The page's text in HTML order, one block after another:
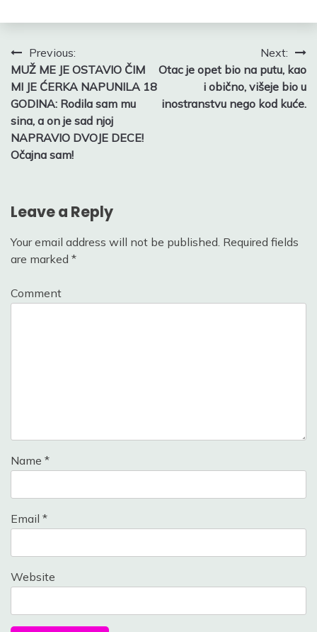
Post
navigation
Previous:
MUŽ ME JE OSTAVIO ČIM
MI JE ĆERKA NAPUNILA 18
GODINA: Rodila sam mu
sina, a on je sad njoj
NAPRAVIO DVOJE DECE!
Očajna sam!
Next:
Otac je opet bio na putu, kao
i obično, višeje bio u
inostranstvu nego kod kuće.
Leave a Reply
Your email address will not be published. Required fields
are marked *
Comment
Name *
Email *
Website